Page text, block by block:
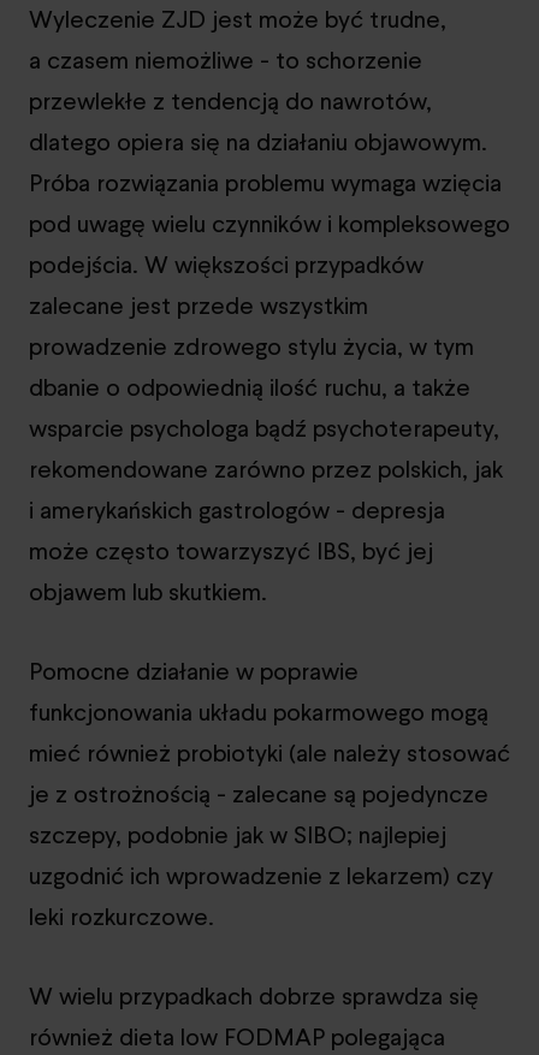
Wyleczenie ZJD jest może być trudne,
a czasem niemożliwe - to schorzenie
przewlekłe z tendencją do nawrotów,
dlatego opiera się na działaniu objawowym.
Próba rozwiązania problemu wymaga wzięcia
pod uwagę wielu czynników i kompleksowego
podejścia. W większości przypadków
zalecane jest przede wszystkim
prowadzenie zdrowego stylu życia, w tym
dbanie o odpowiednią ilość ruchu, a także
wsparcie psychologa bądź psychoterapeuty,
rekomendowane zarówno przez polskich, jak
i amerykańskich gastrologów - depresja
może często towarzyszyć IBS, być jej
objawem lub skutkiem.
Pomocne działanie w poprawie
funkcjonowania układu pokarmowego mogą
mieć również probiotyki (ale należy stosować
je z ostrożnością - zalecane są pojedyncze
szczepy, podobnie jak w SIBO; najlepiej
uzgodnić ich wprowadzenie z lekarzem) czy
leki rozkurczowe.
W wielu przypadkach dobrze sprawdza się
również dieta low FODMAP polegająca